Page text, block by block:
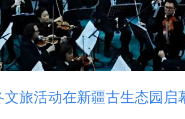
旅活动在新疆古生态园启